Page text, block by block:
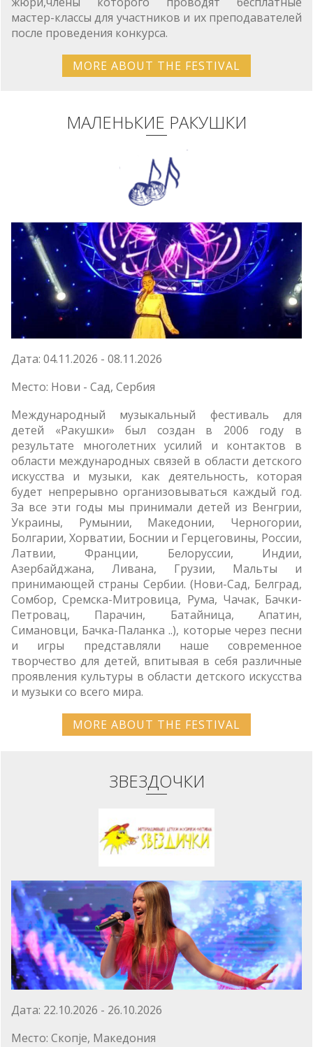
мастер-классы для участников и их преподавателей
после проведения конкурса.
MORE ABOUT THE FESTIVAL
МАЛЕНЬКИЕ РАКУШКИ
Дата: 04.11.2026 - 08.11.2026
Место: Нови - Сад, Сербия
Международный музыкальный фестиваль для
детей «Ракушки» был создан в 2006 году в
результате многолетних усилий и контактов в
области международных связей в области детского
искусства и музыки, как деятельность, которая
будет непрерывно организовываться каждый год.
За все эти годы мы принимали детей из Венгрии,
Украины, Румынии, Македонии, Черногории,
Болгарии, Хорватии, Боснии и Герцеговины, России,
Латвии, Франции, Белоруссии, Индии,
Азербайджана, Ливана, Грузии, Мальты и
принимающей страны Сербии. (Нови-Сад, Белград,
Сомбор, Сремска-Митровица, Рума, Чачак, Бачки-
Петровац, Парачин, Батайница, Апатин,
Симановци, Бачка-Паланка ..), которые через песни
и игры представляли наше современное
творчество для детей, впитывая в себя различные
проявления культуры в области детского искусства
и музыки со всего мира.
MORE ABOUT THE FESTIVAL
ЗВЕЗДОЧКИ
Дата: 22.10.2026 - 26.10.2026
Место: Скопје, Македония